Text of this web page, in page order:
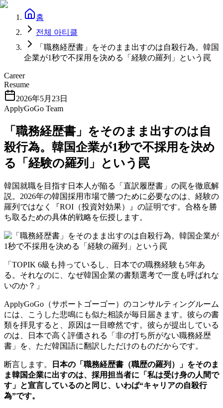
홈
전체 아티클
「職務経歴書」をそのまま出すのは自殺行為。韓国
企業が1秒で不採用を決める「経験の羅列」という罠
Career
Resume
2026年5月23日
ApplyGoGo Team
「職務経歴書」をそのまま出すのは自
殺行為。韓国企業が1秒で不採用を決め
る「経験の羅列」という罠
韓国就職を目指す日本人が陥る「直訳履歴書」の罠を徹底解
説。2026年の韓国採用市場で勝つために必要なのは、経験の
羅列ではなく『ROI（投資対効果）』の証明です。合格を勝
ち取るための具体的戦略を伝授します。
「TOPIK 6級も持っているし、日本での職務経験も5年あ
る。それなのに、なぜ韓国企業の書類選考で一度も呼ばれな
いのか？」
ApplyGoGo（サポートゴーゴー）のコンサルティングルーム
には、こうした悲鳴にも似た相談が毎日届きます。彼らの書
類を拝見すると、原因は一目瞭然です。彼らが提出している
のは、日本で高く評価される「非の打ち所がない職務経歴
書」を、ただ韓国語に翻訳しただけのものだからです。
断言します。
日本の「職務経歴書（職歴の羅列）」をそのま
ま韓国企業に出すのは、採用担当者に「私は受け身の人間で
す」と宣言しているのと同じ、いわば“キャリアの自殺行
為”です。